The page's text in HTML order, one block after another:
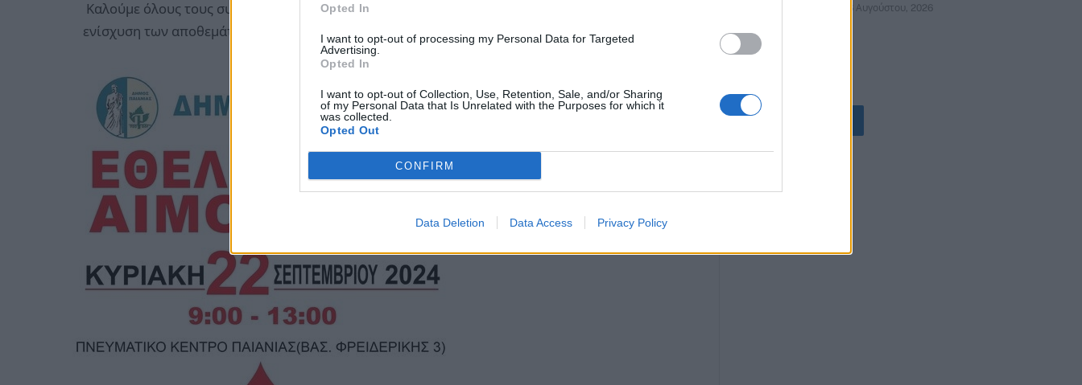
Opted In
I want to opt-out of processing my Personal Data for Targeted
Advertising.
Opted In
I want to opt-out of Collection, Use, Retention, Sale, and/or Sharing
of my Personal Data that Is Unrelated with the Purposes for which it
was collected.
Opted Out
CONFIRM
Data Deletion Data Access Privacy Policy
Καλούμε όλους τους συμπολίτες μας να δηλώσουν ενεργά την παρουσία τους, για την
ενίσχυση των αποθεμάτων αίματος.
6 Αυγούστου, 2026